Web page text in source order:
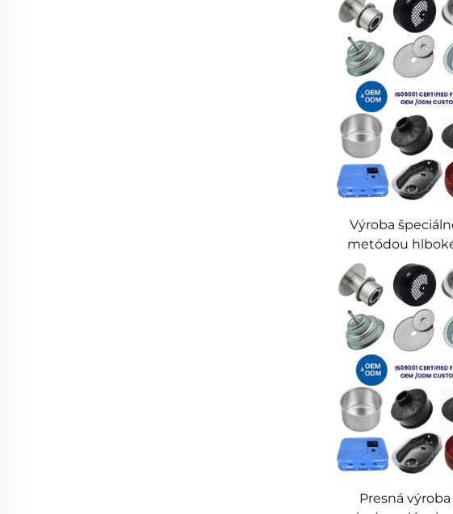
duté
Výroba
metódou
špeciálna
proces
Presná